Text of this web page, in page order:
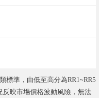
標準，由低至高分為RR1~RR5
映市場價格波動風險，無法